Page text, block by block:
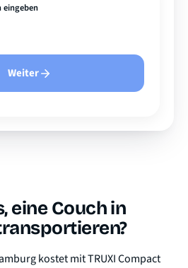
eingeben
Weiter
eine Couch in
kostet mit TRUXI Compact